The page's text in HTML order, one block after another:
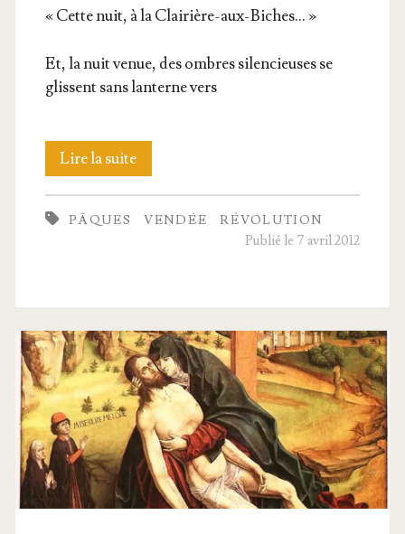
« Cette nuit, à la Clairière-aux-Biches… »
Et, la nuit venue, des ombres silen­cieuses se
glissent sans lan­terne vers
Lire la suiteLa
clai­
rière
PÂQUES VENDÉE
RÉVOLUTION
Publié le 7 avril 2012